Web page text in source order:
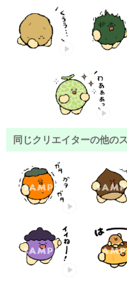
同じクリエイターの他の